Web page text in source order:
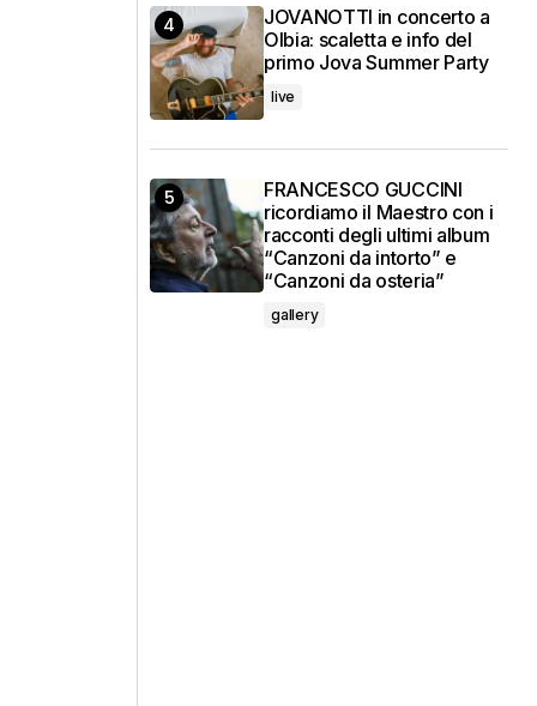
JOVANOTTI in concerto a
Olbia: scaletta e info del
primo Jova Summer Party
live
FRANCESCO GUCCINI
ricordiamo il Maestro con i
racconti degli ultimi album
“Canzoni da intorto” e
“Canzoni da osteria”
gallery